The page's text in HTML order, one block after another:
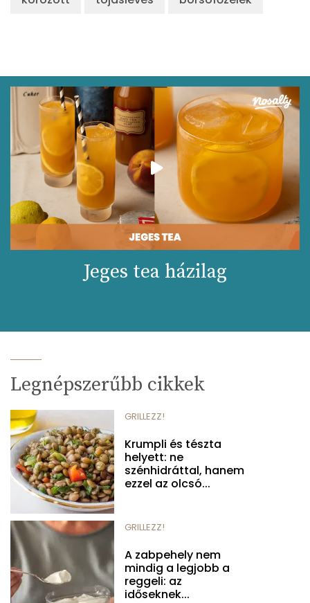
Jeges tea házilag
Legnépszerűbb cikkek
GRILLEZZ!
Krumpli és tészta
helyett: ne
szénhidráttal, hanem
ezzel az olcsó...
GRILLEZZ!
A zabpehely nem
mindig a legjobb a
reggeli: az
időseknek...